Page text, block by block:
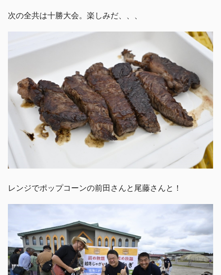
次の全共は十勝大会。楽しみだ、、、
レンジでポップコーンの前田さんと尾藤さんと！